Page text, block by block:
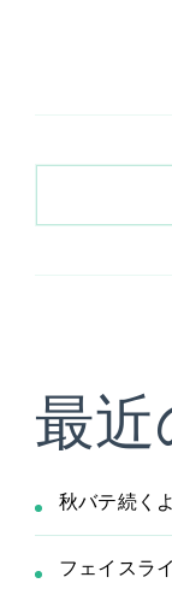
索
最
秋バテ続く
フェイスラ